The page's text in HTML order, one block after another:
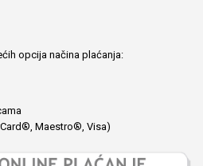
opcija načina plaćanja:
Maestro®, Visa)